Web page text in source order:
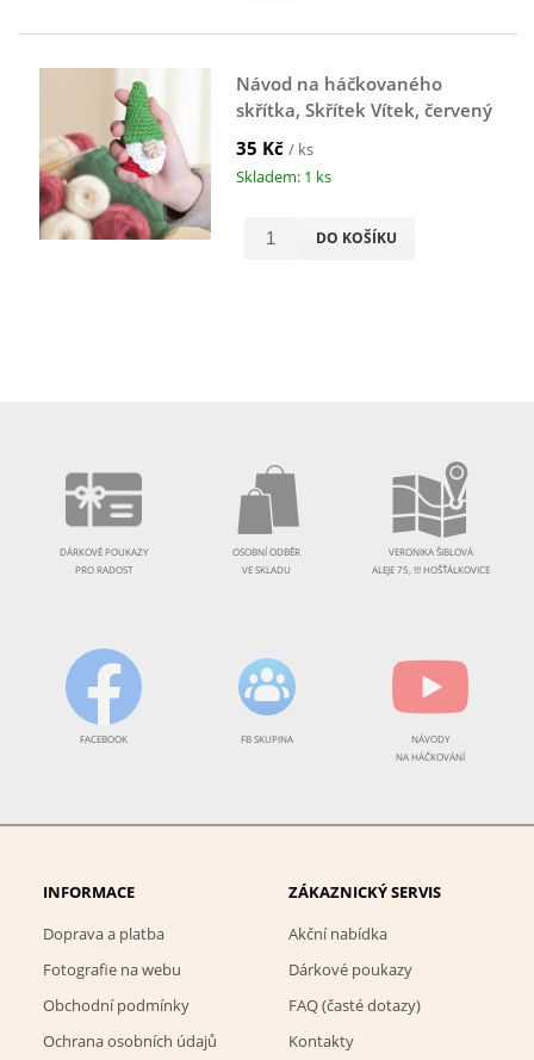
Návod na háčkovaného
skřítka, Skřítek Vítek, červený
35 Kč / ks
Skladem: 1 ks
DO KOŠÍKU
DÁRKOVÉ POUKAZY
PRO RADOST
OSOBNÍ ODBĚR
VE SKLADU
VERONIKA ŠIBLOVÁ
ALEJE 75, !!! HOŠŤÁLKOVICE
FACEBOOK FB SKUPINA
NÁVODY
NA HÁČKOVÁNÍ
INFORMACE
Doprava a platba
Fotografie na webu
Obchodní podmínky
Ochrana osobních údajů
ZÁKAZNICKÝ SERVIS
Akční nabídka
Dárkové poukazy
FAQ (časté dotazy)
Kontakty